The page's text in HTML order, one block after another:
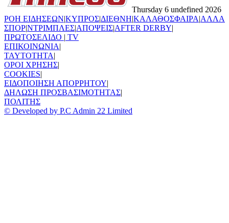
Thursday 6 undefined 2026
ΡΟΗ ΕΙΔΗΣΕΩΝ|ΚΥΠΡΟΣ|ΔΙΕΘΝΗ|ΚΑΛΑΘΟΣΦΑΙΡΑ|ΑΛΛΑ
ΣΠΟΡ|ΝΤΡΙΜΠΛΕΣ|ΑΠΟΨΕΙΣ|AFTER DERBY|
ΠΡΩΤΟΣΕΛΙΔΟ | TV
ΕΠΙΚΟΙΝΩΝΙΑ|
TAYTOTHTA|
ΟΡΟΙ ΧΡΗΣΗΣ|
COOKIES|
ΕΙΔΟΠΟΙΗΣΗ ΑΠΟΡΡΗΤΟΥ|
ΔΗΛΩΣΗ ΠΡΟΣΒΑΣΙΜΟΤΗΤΑΣ|
ΠΟΛΙΤΗΣ
© Developed by P.C Admin 22 Limited